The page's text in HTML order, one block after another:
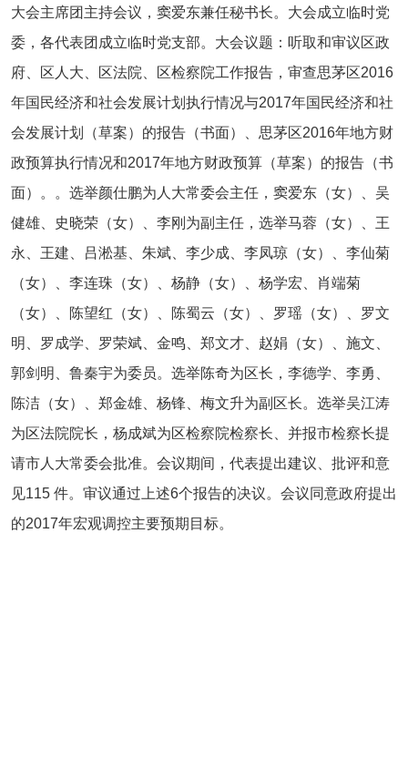
大会主席团主持会议，窦爱东兼任秘书长。大会成立临时党
委，各代表团成立临时党支部。大会议题：听取和审议区政
府、区人大、区法院、区检察院工作报告，审查思茅区2016
年国民经济和社会发展计划执行情况与2017年国民经济和社
会发展计划（草案）的报告（书面）、思茅区2016年地方财
政预算执行情况和2017年地方财政预算（草案）的报告（书
面）。。选举颜仕鹏为人大常委会主任，窦爱东（女）、吴
健雄、史晓荣（女）、李刚为副主任，选举马蓉（女）、王
永、王建、吕淞基、朱斌、李少成、李凤琼（女）、李仙菊
（女）、李连珠（女）、杨静（女）、杨学宏、肖端菊
（女）、陈望红（女）、陈蜀云（女）、罗瑶（女）、罗文
明、罗成学、罗荣斌、金鸣、郑文才、赵娟（女）、施文、
郭剑明、鲁秦宇为委员。选举陈奇为区长，李德学、李勇、
陈洁（女）、郑金雄、杨锋、梅文升为副区长。选举吴江涛
为区法院院长，杨成斌为区检察院检察长、并报市检察长提
请市人大常委会批准。会议期间，代表提出建议、批评和意
见115 件。审议通过上述6个报告的决议。会议同意政府提出
的2017年宏观调控主要预期目标。